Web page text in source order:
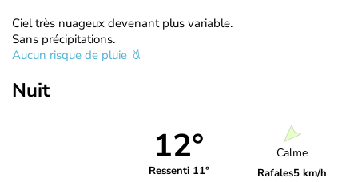
Ciel très nuageux devenant plus variable.
Sans précipitations.
Aucun risque de pluie
Nuit
12°
Ressenti 11°
Calme
Rafales5 km/h